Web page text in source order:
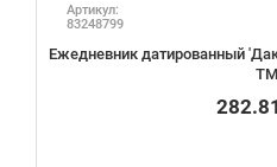
Артикул:
83248799
Ежедневник датированный
ТМ
282.81